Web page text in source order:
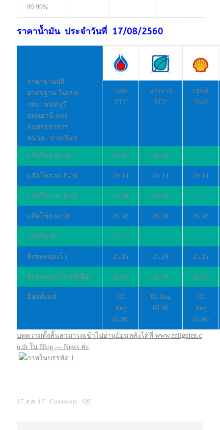
99.99%
ราคาน้ำมัน ประจำวันที่ 17/08/2560
ราคาขายปลี
มาตรฐาน ในเขต
กทม. นนทบุรี
ปทุมธานี และ
สมุทรปราการ
หน่วย : บาท/ลิตร
ปตท
PTT
บางจาก
BCP
เชลล์
Shell
แก๊สโซฮอล 95 26.65 26.65 –
แก๊สโซฮอล E-20 24.14 24.14 24.14
แก๊สโซฮอล E-85 19.94 19.94 –
แก๊สโซฮอล 91 26.38 26.38 26.38
เบนซิน 95 33.76 – –
ดีเซลหมุนเร็ว 25.19 25.19 25.19
ดีเซลหมุนเร็ว พรีเมียม 28.19 28.19 28.19
มีผลตั้งแต่
02
Aug
05:00
02 Aug
05:00
02
Aug
05:00
บทความทั้งสิ้นสามารถเข้าไปอ่านย้อนหลังได้ที่ www.enlighten.c
o.th ใน Blog — News ค่ะ
17 ส.ค. 17 Comments : Off